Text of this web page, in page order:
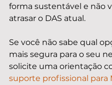
forma sustentável e não
atrasar o DAS atual.
Se você não sabe qual
mais segura para o seu
solicite uma orientação
suporte profissional para